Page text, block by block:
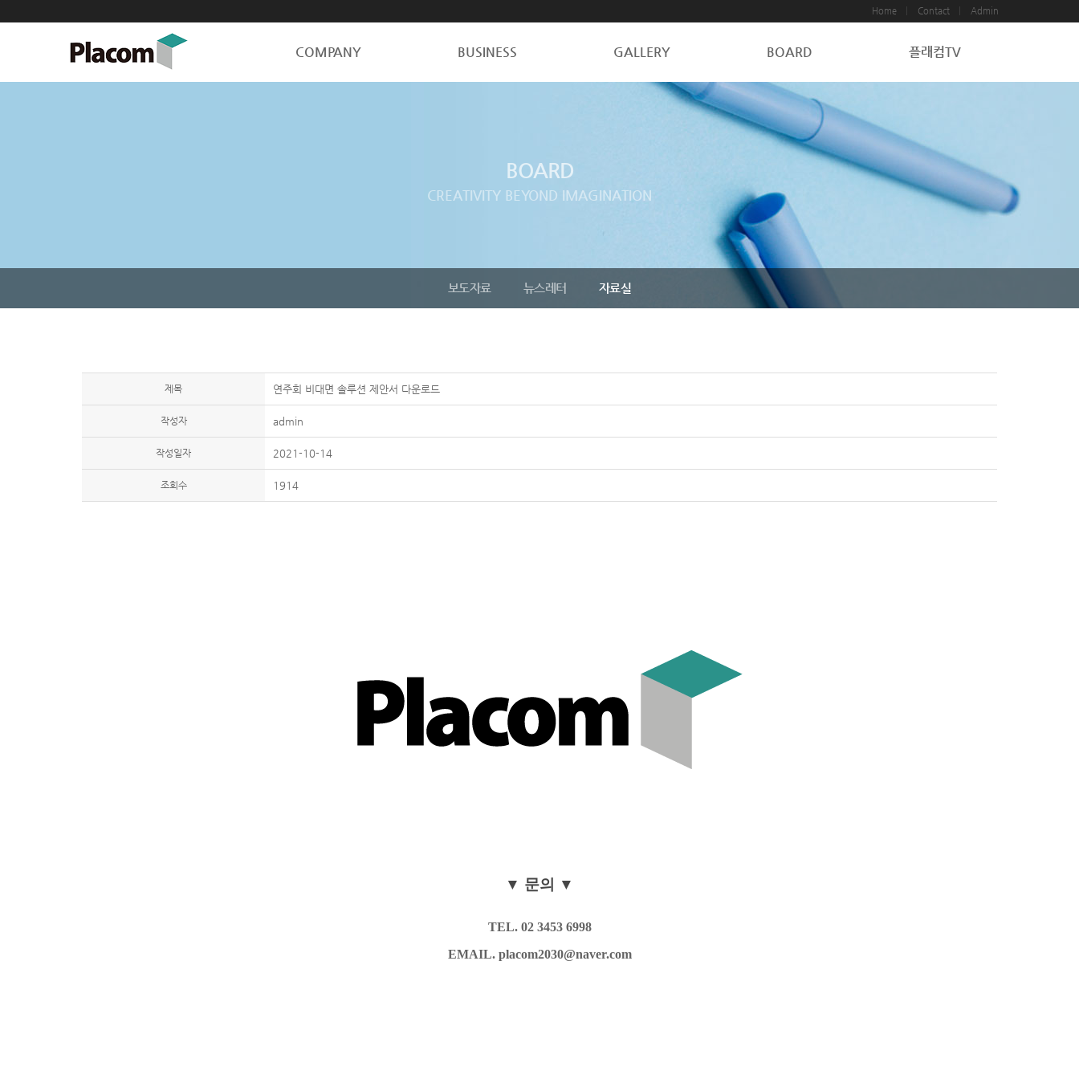
Home Contact Admin
COMPANY BUSINESS GALLERY BOARD 플래컴TV
BOARD
CREATIVITY BEYOND IMAGINATION
보도자료 뉴스레터 자료실
제목 연주회 비대면 솔루션 제안서 다운로드
작성자 admin
작성일자 2021-10-14
조회수 1914
▼ 문의 ▼
TEL. 02 3453 6998
EMAIL. placom2030@naver.com